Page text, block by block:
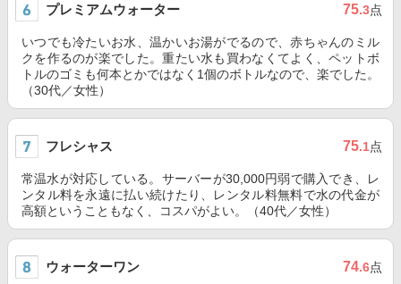
プレミアムウォーター 75.3点
いつでも冷たいお水、温かいお湯がでるので、赤ちゃんのミル
クを作るのが楽でした。重たい水も買わなくてよく、ペットボ
トルのゴミも何本とかではなく1個のボトルなので、楽でした。
（30代／女性）
フレシャス 75.1点
常温水が対応している。サーバーが30,000円弱で購入でき、レ
ンタル料を永遠に払い続けたり、レンタル料無料で水の代金が
高額ということもなく、コスパがよい。（40代／女性）
ウォーターワン 74.6点